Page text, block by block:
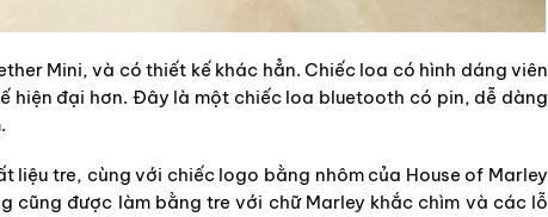
Mini, và có thiết kế khác hẳn. Chiếc loa có hình dáng viên
hiện đại hơn. Đây là một chiếc loa bluetooth có pin, dễ dàng
tre, cùng với chiếc logo bằng nhôm của House of Marley
cũng được làm bằng tre với chữ Marley khắc chìm và các lỗ